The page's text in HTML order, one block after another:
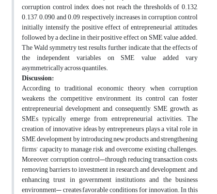
corruption control index does not reach the thresholds of 0.132,
0.137, 0.090, and 0.09, respectively, increases in corruption control
initially intensify the positive effect of entrepreneurial attitudes,
followed by a decline in their positive effect on SME value added.
The Wald symmetry test results further indicate that the effects of
the independent variables on SME value added vary
asymmetrically across quantiles.
Discussion:
According to traditional economic theory, when corruption
weakens the competitive environment, its control can foster
entrepreneurial development and, consequently, SME growth, as
SMEs typically emerge from entrepreneurial activities. The
creation of innovative ideas by entrepreneurs plays a vital role in
SME development by introducing new products and strengthening
firms’ capacity to manage risk and overcome existing challenges.
Moreover, corruption control—through reducing transaction costs,
removing barriers to investment in research and development, and
enhancing trust in government institutions and the business
environment— creates favorable conditions for innovation. In this